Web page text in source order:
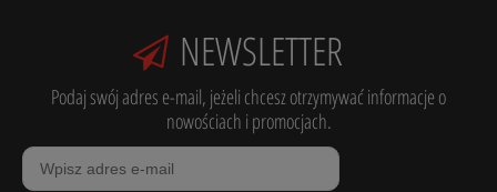
NEWSLETTER
Podaj swój adres e-mail, jeżeli chcesz otrzymywać informacje o
nowościach i promocjach.